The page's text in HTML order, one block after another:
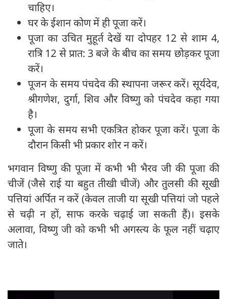
चाहिए।
घर के ईशान कोण में ही पूजा करें।
पूजा का उचित मुहूर्त देखें या दोपहर 12 से शाम 4,
रात्रि 12 से प्रात: 3 बजे के बीच का समय छोड़कर पूजा
करें।
पूजन के समय पंचदेव की स्थापना जरूर करें। सूर्यदेव,
श्रीगणेश, दुर्गा, शिव और विष्णु को पंचदेव कहा गया
है।
पूजा के समय सभी एकत्रित होकर पूजा करें। पूजा के
दौरान किसी भी प्रकार शोर न करें।
भगवान विष्णु की पूजा में कभी भी भैरव जी की पूजा की
चीजें (जैसे राई या बहुत तीखी चीजें) और तुलसी की सूखी
पत्तियां अर्पित न करें (केवल ताजी या सूखी पत्तियां जो पहले
से चढ़ी न हों, साफ करके चढ़ाई जा सकती हैं)। इसके
अलावा, विष्णु जी को कभी भी अगस्त्य के फूल नहीं चढ़ाए
जाते।